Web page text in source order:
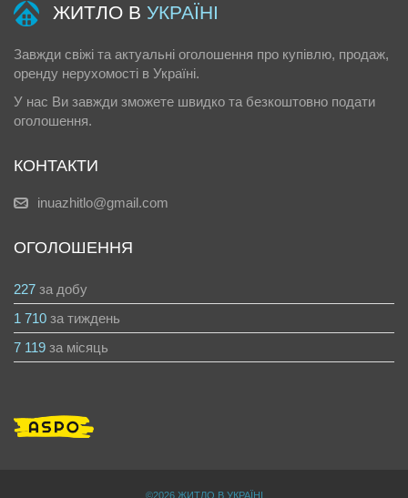
ЖИТЛО В УКРАЇНІ
Завжди свіжі та актуальні оголошення про купівлю, продаж,
оренду нерухомості в Україні.
У нас Ви завжди зможете швидко та безкоштовно подати
оголошення.
КОНТАКТИ
inuazhitlo@gmail.com
ОГОЛОШЕННЯ
227 за добу
1 710 за тиждень
7 119 за місяць
©2026 ЖИТЛО В УКРАЇНІ